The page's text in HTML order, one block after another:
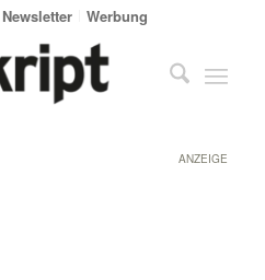
Newsletter Werbung
ANZEIGE